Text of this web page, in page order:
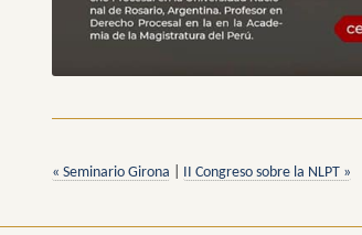
« Seminario Girona II Congreso sobre la NLPT »